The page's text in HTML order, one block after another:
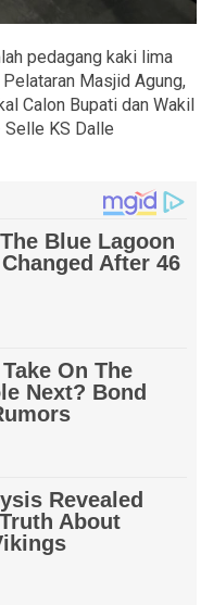
pedagang kaki lima
Masjid Agung,
Calon Bupati dan Wakil
Selle KS Dalle